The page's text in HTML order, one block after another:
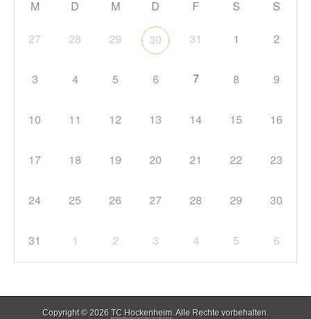
M D M D F S S
27 28 29 30 31 1 2
3 4 5 6 7 8 9
10 11 12 13 14 15 16
17 18 19 20 21 22 23
24 25 26 27 28 29 30
31 1 2 3 4 5 6
Copyright © 2026 TC Hockenheim. Alle Rechte vorbehalten.